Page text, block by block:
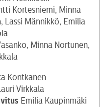
Kortesniemi, Minna
Lassi Männikkö, Emilia
Minna Nortunen,
Kontkanen
Virkkala
Emilia Kaupinmäki